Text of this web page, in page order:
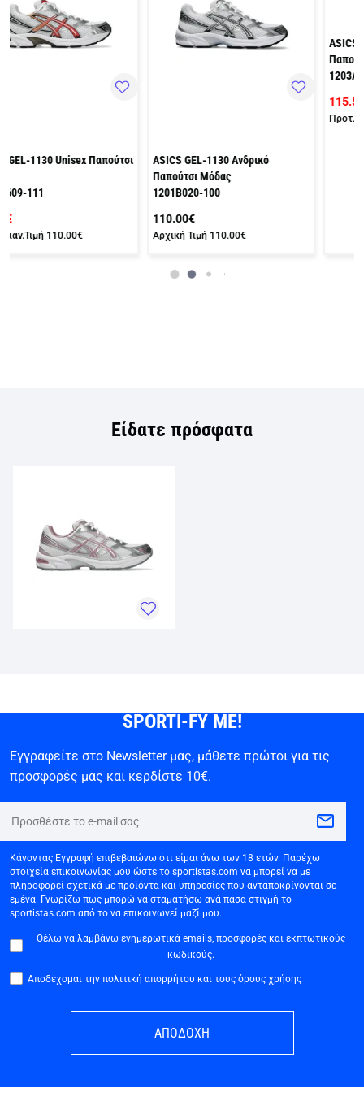
ASICS GEL-1130 Ανδρικό
1201B020-100
Αρχική Τιμή110.00€
ASICS GEL-CUMULUS 16 Unisex
Είδατε πρόσφατα
SPORTI-FY ME!
Εγγραφείτε στο Newsletter μας, μάθετε πρώτοι για τις
προσφορές μας και κερδίστε 10€.
Κάνοντας Εγγραφή επιβεβαιώνω ότι είμαι άνω των 18 ετών. Παρέχω
στοιχεία επικοινωνίας μου ώστε το sportistas.com να μπορεί να με
πληροφορεί σχετικά με προϊόντα και υπηρεσίες που ανταποκρίνονται σε
εμένα. Γνωρίζω πως μπορώ να σταματήσω ανά πάσα στιγμή το
sportistas.com από το να επικοινωνεί μαζί μου.
Θέλω να λαμβάνω ενημερωτικά emails, προσφορές και εκπτωτικούς
κωδικούς.
Αποδέχομαι την πολιτική απορρήτου και τους όρους χρήσης
ΑΠΟΔΟΧΗ